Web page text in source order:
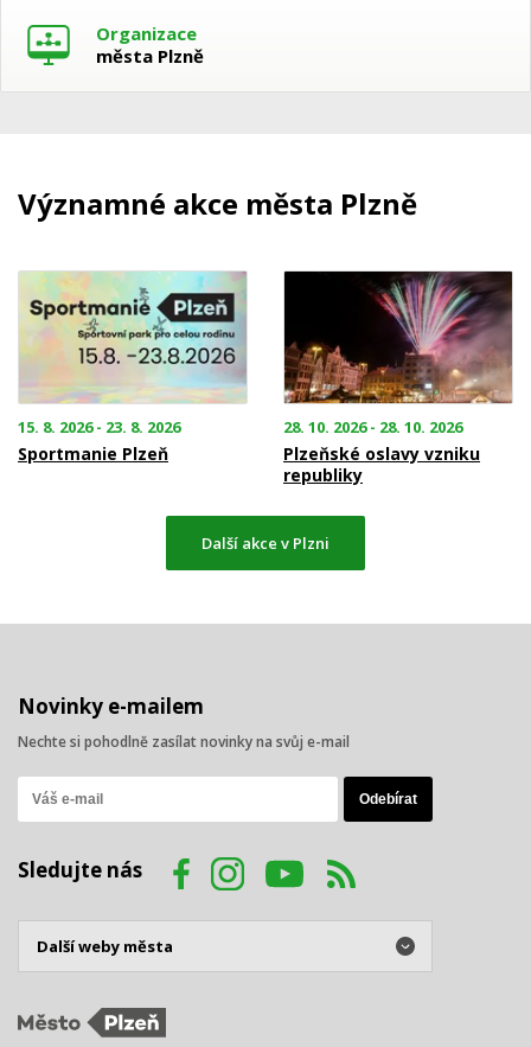
Organizace
města Plzně
Významné akce města Plzně
15. 8. 2026 - 23. 8. 2026
Sportmanie Plzeň
28. 10. 2026 - 28. 10. 2026
Plzeňské oslavy vzniku
republiky
Další akce v Plzni
Novinky e-mailem
Nechte si pohodlně zasílat novinky na svůj e-mail
Sledujte nás